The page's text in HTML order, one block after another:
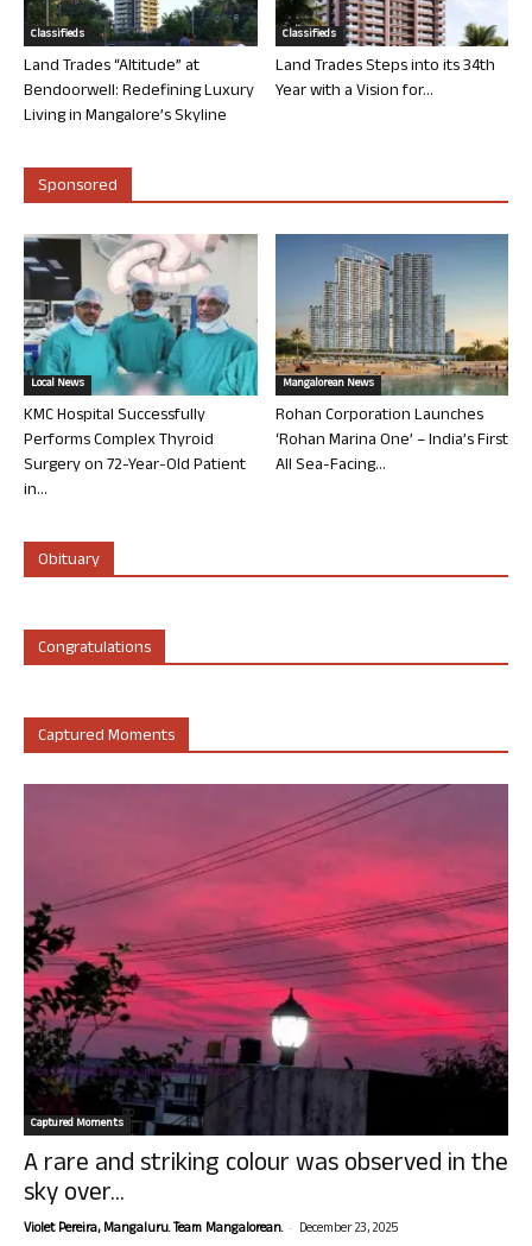
Classifieds
Land Trades “Altitude” at
Bendoorwell: Redefining Luxury
Living in Mangalore’s Skyline
Classifieds
Land Trades Steps into its 34th
Year with a Vision for...
Sponsored
Local News
KMC Hospital Successfully
Performs Complex Thyroid
Surgery on 72-Year-Old Patient
in...
Mangalorean News
Rohan Corporation Launches
‘Rohan Marina One’ – India’s First
All Sea-Facing...
Obituary
Congratulations
Captured Moments
Captured Moments
A rare and striking colour was observed in the
sky over...
Violet Pereira, Mangaluru. Team Mangalorean. - December 23, 2025